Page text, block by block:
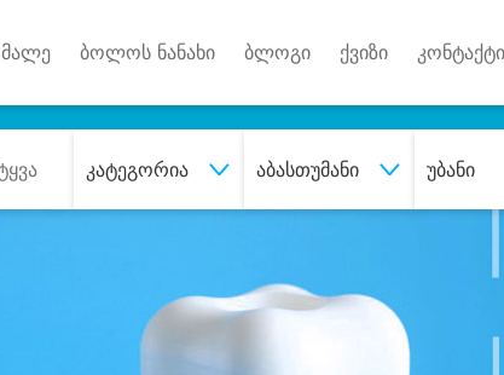
მალე ბოლოს ნანახი ბლოგი ქვიზი კონტაქტი
კატეგორია აბასთუმანი უბანი
სასურველი მომსახურება